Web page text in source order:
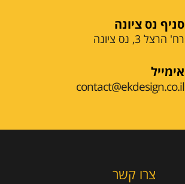
סניף נס ציונה
רח' הרצל 3, נס ציונה
אימייל
contact@ekdesign.co.il
צרו קשר